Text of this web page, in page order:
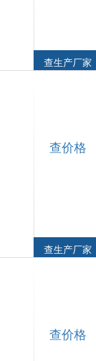
查生产厂家
查价格
查生产厂家
查价格